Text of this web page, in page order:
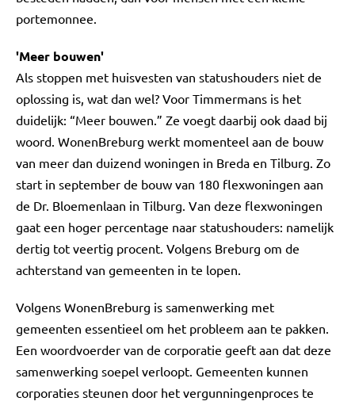
portemonnee.
'Meer bouwen'
Als stoppen met huisvesten van statushouders niet de
oplossing is, wat dan wel? Voor Timmermans is het
duidelijk: “Meer bouwen.” Ze voegt daarbij ook daad bij
woord. WonenBreburg werkt momenteel aan de bouw
van meer dan duizend woningen in Breda en Tilburg. Zo
start in september de bouw van 180 flexwoningen aan
de Dr. Bloemenlaan in Tilburg. Van deze flexwoningen
gaat een hoger percentage naar statushouders: namelijk
dertig tot veertig procent. Volgens Breburg om de
achterstand van gemeenten in te lopen.
Volgens WonenBreburg is samenwerking met
gemeenten essentieel om het probleem aan te pakken.
Een woordvoerder van de corporatie geeft aan dat deze
samenwerking soepel verloopt. Gemeenten kunnen
corporaties steunen door het vergunningenproces te